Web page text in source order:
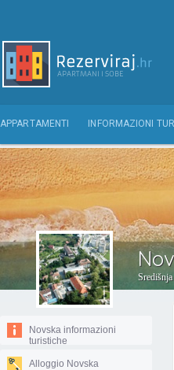
APPARTAMENTI INFORMAZIONI
Novska informazioni
turistiche
Alloggio Novska